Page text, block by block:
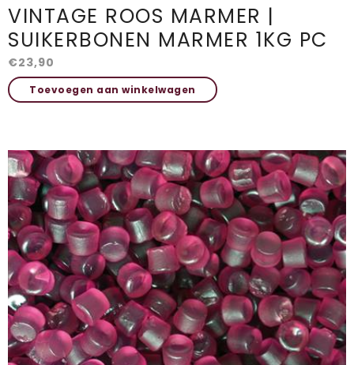
VINTAGE ROOS MARMER |
SUIKERBONEN MARMER 1KG PC
€23,90
Toevoegen aan winkelwagen